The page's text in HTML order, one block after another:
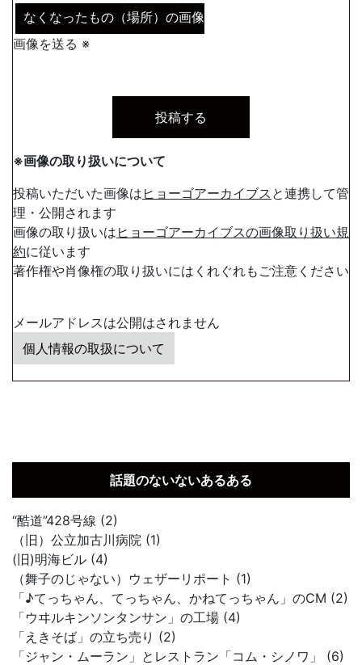
なくなったもの（場所）の画像
画像を送る ※
※画像の取り扱いについて
投稿いただいた画像は ヒョーゴアーカイブス と連携して管
理・公開されます
画像の取り扱いは ヒョーゴアーカイブスの画像取り扱い規
約に従います
著作権や肖像権の取り扱いにはくれぐれもご注意ください
メールアドレスは公開はされません
個人情報の取扱について
話題のないないあるある
“酷道”428号線 (2)
（旧）公立加古川病院 (1)
(旧)明海ビル (4)
（舞子のじゃない）ウェザーリポート (1)
「♪てっちゃん、てっちゃん、かねてっちゃん」のCM (2)
「ウヰルキンソンタンサン」の工場 (4)
「えきそば」の立ち売り (2)
「ジャン・ムーラン」とレストラン「コム・シノワ」 (6)